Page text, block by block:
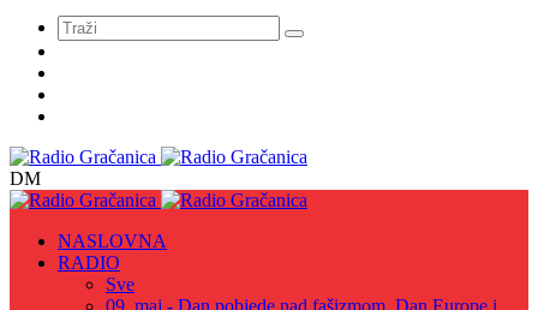
Meni
DM
NASLOVNA
RADIO
Sve
09. maj - Dan pobjede nad fašizmom, Dan Europe i